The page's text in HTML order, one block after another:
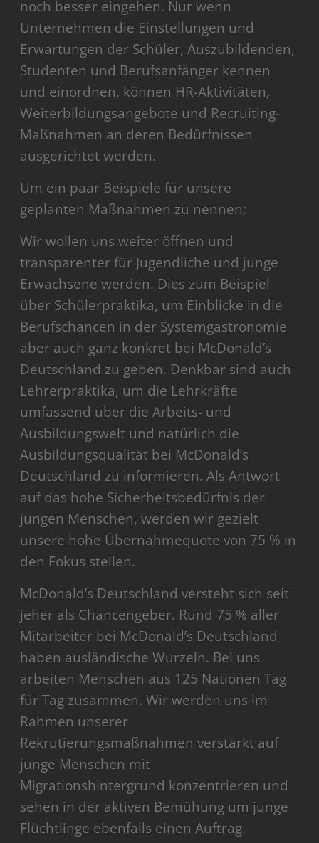
noch besser eingehen. Nur wenn
Unternehmen die Einstellungen und
Erwartungen der Schüler, Auszubildenden,
Studenten und Berufsanfänger kennen
und einordnen, können HR-Aktivitäten,
Weiterbildungsangebote und Recruiting-
Maßnahmen an deren Bedürfnissen
ausgerichtet werden.
Um ein paar Beispiele für unsere
geplanten Maßnahmen zu nennen:
Wir wollen uns weiter öffnen und
transparenter für Jugendliche und junge
Erwachsene werden. Dies zum Beispiel
über Schülerpraktika, um Einblicke in die
Berufschancen in der Systemgastronomie
aber auch ganz konkret bei McDonald’s
Deutschland zu geben. Denkbar sind auch
Lehrerpraktika, um die Lehrkräfte
umfassend über die Arbeits- und
Ausbildungswelt und natürlich die
Ausbildungsqualität bei McDonald’s
Deutschland zu informieren. Als Antwort
auf das hohe Sicherheitsbedürfnis der
jungen Menschen, werden wir gezielt
unsere hohe Übernahmequote von 75 % in
den Fokus stellen.
McDonald’s Deutschland versteht sich seit
jeher als Chancengeber. Rund 75 % aller
Mitarbeiter bei McDonald’s Deutschland
haben ausländische Wurzeln. Bei uns
arbeiten Menschen aus 125 Nationen Tag
für Tag zusammen. Wir werden uns im
Rahmen unserer
Rekrutierungsmaßnahmen verstärkt auf
junge Menschen mit
Migrationshintergrund konzentrieren und
sehen in der aktiven Bemühung um junge
Flüchtlinge ebenfalls einen Auftrag.